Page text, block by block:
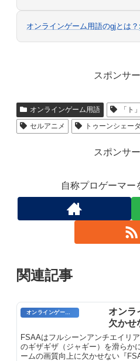
オンラインゲーム用語のgjとは？
スポンサ
オンラインゲーム用語 「ト」
セルアニメ
トゥーンシェー
スポンサ
自称プロゲーマー
関連記事
オンラ
欠かせ
FSAAはフルシーンアンチエイリ
のギザギザ（ジャギー）を滑らか
ームの画質向上に欠かせない『